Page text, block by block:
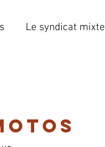
Le syndicat mixte